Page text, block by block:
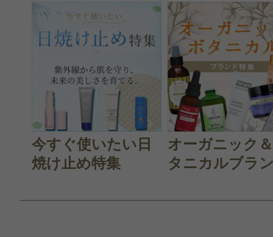
今すぐ使いたい日
焼け止め特集
オーガニック
タニカルブラ